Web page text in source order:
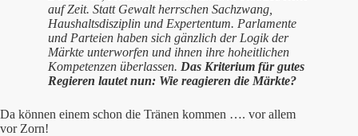
auf Zeit. Statt Gewalt herrschen Sachzwang,
Haushaltsdisziplin und Expertentum. Parlamente
und Parteien haben sich gänzlich der Logik der
Märkte unterworfen und ihnen ihre hoheitlichen
Kompetenzen überlassen. Das Kriterium für gutes
Regieren lautet nun: Wie reagieren die Märkte?
Da können einem schon die Tränen kommen …. vor allem
vor Zorn!